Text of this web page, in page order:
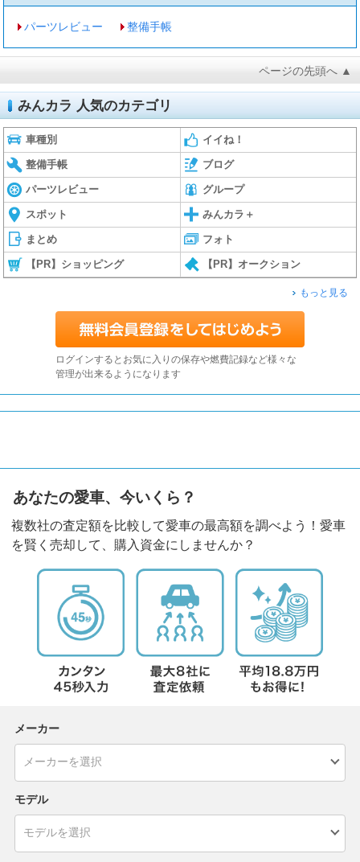
パーツレビュー 整備手帳
ページの先頭へ ▲
みんカラ 人気のカテゴリ
車種別 イイね！
整備手帳 ブログ
パーツレビュー グループ
スポット みんカラ＋
まとめ フォト
【PR】ショッピング 【PR】オークション
もっと見る
ログインするとお気に入りの保存や燃費記録など様々な
管理が出来るようになります
あなたの愛車、今いくら？
複数社の査定額を比較して愛車の最高額を調べよう！愛車
を賢く売却して、購入資金にしませんか？
メーカー
モデル